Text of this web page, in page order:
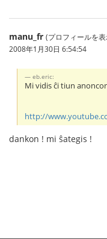
manu_fr (プロフィールを表
2008年1月30日 6:54:54
eb.eric:
Mi vidis ĉi tiun
http://
dankon ! mi ŝategis !